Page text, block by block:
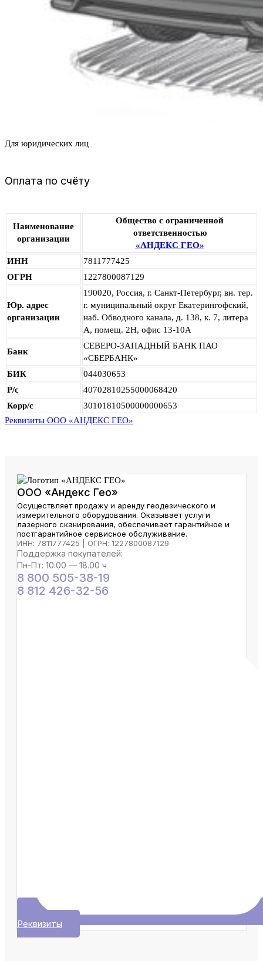
Для юридических лиц
Оплата по счёту
Наименование
организации
Общество с ограниченной
ответственностью
«АНДЕКС ГЕО»
ИНН
7811777425
ОГРН
1227800087129
Юр. адрес
организации
190020, Россия, г. Санкт-Петербург, вн. тер.
г. муниципальный округ Екатерингофский,
наб. Обводного канала, д. 138, к. 7, литера
А, помещ. 2Н, офис 13-10А
Банк
СЕВЕРО-ЗАПАДНЫЙ БАНК ПАО
«СБЕРБАНК»
БИК
044030653
Р/с
40702810255000068420
Корр/с
30101810500000000653
Реквизиты ООО «АНДЕКС ГЕО»
ООО «Андекс Гео»
Осуществляет продажу и аренду геодезического и
измерительного оборудования. Оказывает услуги
лазерного сканирования, обеспечивает гарантийное и
постгарантийное сервисное обслуживание.
ИНН: 7811777425 | ОГРН: 1227800087129
Поддержка покупателей:
Пн-Пт: 10.00 — 18.00 ч
8 800 505-38-19
8 812 426-32-56
Реквизиты